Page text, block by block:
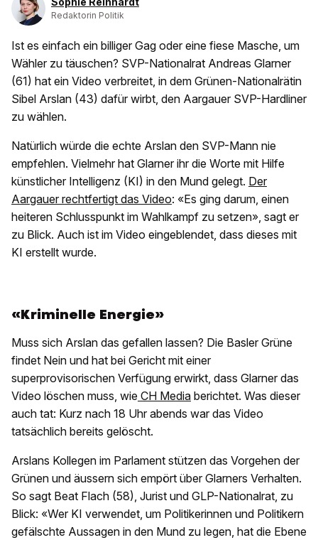
Redaktorin Politik
Ist es einfach ein billiger Gag oder eine fiese Masche, um
Wähler zu täuschen? SVP-Nationalrat Andreas Glarner
(61) hat ein Video verbreitet, in dem Grünen-Nationalrätin
Sibel Arslan (43) dafür wirbt, den Aargauer SVP-Hardliner
zu wählen.
Natürlich würde die echte Arslan den SVP-Mann nie
empfehlen. Vielmehr hat Glarner ihr die Worte mit Hilfe
künstlicher Intelligenz (KI) in den Mund gelegt. Der
Aargauer rechtfertigt das Video: «Es ging darum, einen
heiteren Schlusspunkt im Wahlkampf zu setzen», sagt er
zu Blick. Auch ist im Video eingeblendet, dass dieses mit
KI erstellt wurde.
«Kriminelle Energie»
Muss sich Arslan das gefallen lassen? Die Basler Grüne
findet Nein und hat bei Gericht mit einer
superprovisorischen Verfügung erwirkt, dass Glarner das
Video löschen muss, wie CH Media berichtet. Was dieser
auch tat: Kurz nach 18 Uhr abends war das Video
tatsächlich bereits gelöscht.
Arslans Kollegen im Parlament stützen das Vorgehen der
Grünen und äussern sich empört über Glarners Verhalten.
So sagt Beat Flach (58), Jurist und GLP-Nationalrat, zu
Blick: «Wer KI verwendet, um Politikerinnen und Politikern
gefälschte Aussagen in den Mund zu legen, hat die Ebene